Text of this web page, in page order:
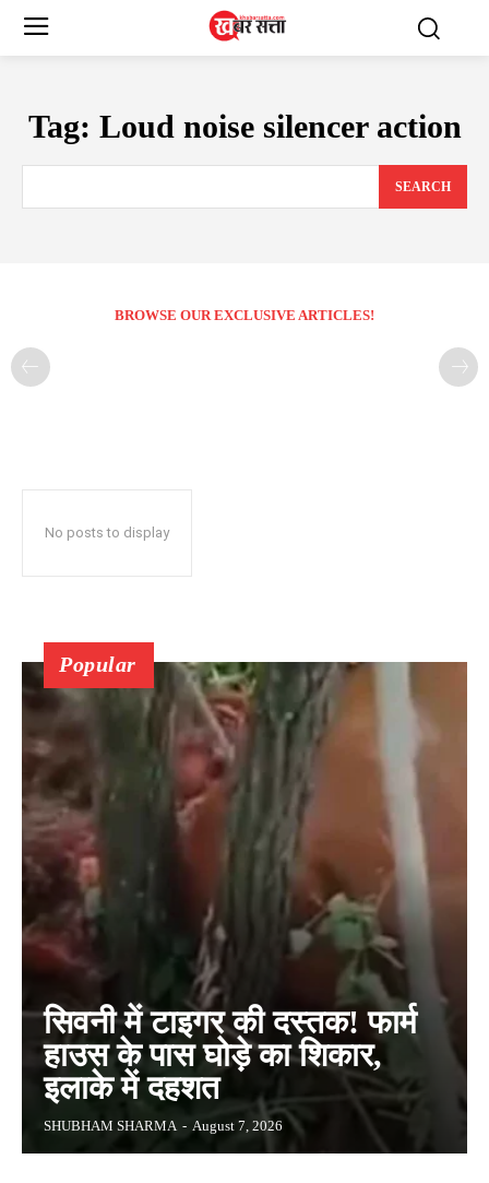
Tag: Loud noise silencer action
SEARCH
BROWSE OUR EXCLUSIVE ARTICLES!
No posts to display
Popular
सिवनी में टाइगर की दस्तक! फार्म
हाउस के पास घोड़े का शिकार,
इलाके में दहशत
SHUBHAM SHARMA - August 7, 2026